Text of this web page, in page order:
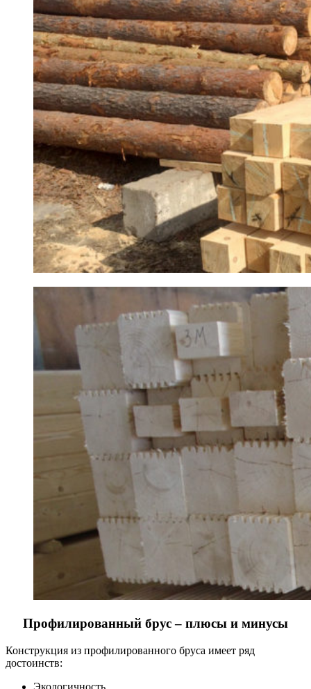
Профилированный брус – плюсы и минусы
Конструкция из профилированного бруса имеет ряд
достоинств:
Экологичность.